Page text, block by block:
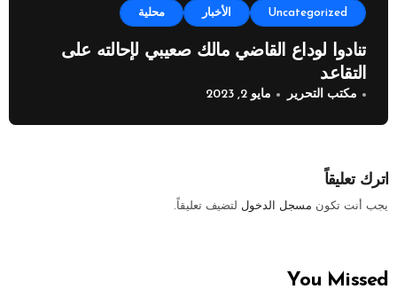
Uncategorized الأخبار محلية
تنادوا لوداع القاضي مالك صعيبي لإحالته على
التقاعد
مكتب التحرير مايو 2, 2023
اترك تعليقاً
يجب أنت تكون مسجل الدخول لتضيف تعليقاً.
You Missed